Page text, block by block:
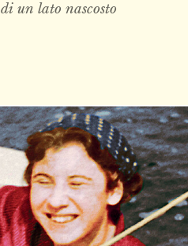
un lato nascosto